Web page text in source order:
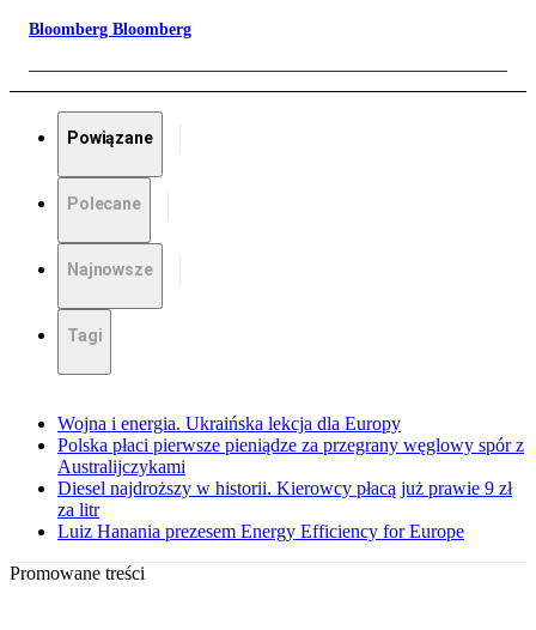
Bloomberg Bloomberg
Powiązane
Polecane
Najnowsze
Tagi
Wojna i energia. Ukraińska lekcja dla Europy
Polska płaci pierwsze pieniądze za przegrany węglowy spór z
Australijczykami
Diesel najdroższy w historii. Kierowcy płacą już prawie 9 zł
za litr
Luiz Hanania prezesem Energy Efficiency for Europe
Promowane treści